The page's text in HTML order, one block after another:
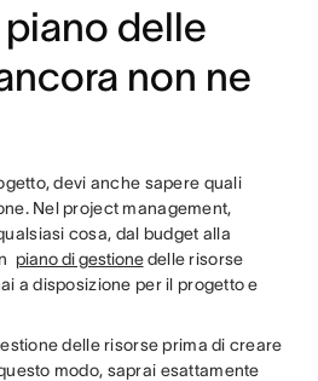
delle
non ne
devi anche sapere quali
Nel project management,
cosa, dal budget alla
piano di gestionedelle risorse
a disposizione per il progetto e
delle risorse prima di creare
modo, saprai esattamente